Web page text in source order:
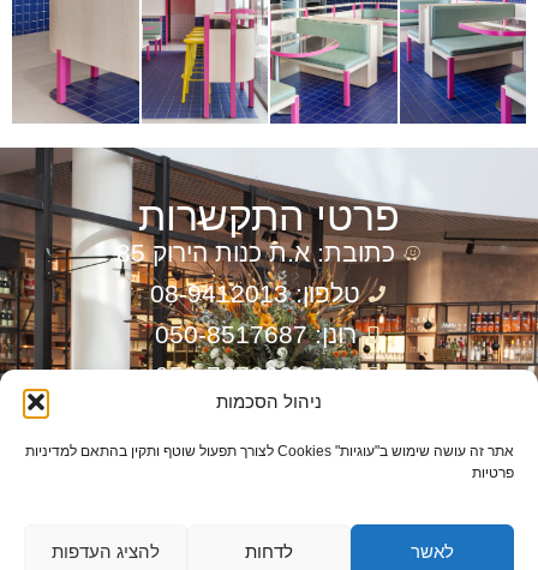
ניהול הסכמות
אתר זה עושה שימוש ב"עוגיות" Cookies לצורך תפעול שוטף ותקין בהתאם למדיניות
פרטיות
לאשר לדחות להציג העדפות
פרטי התקשרות
כתובת: א.ת כנות הירוק 85
טלפון: 08-9412013
רונן: 050-8517687
דוד: 050-7673301